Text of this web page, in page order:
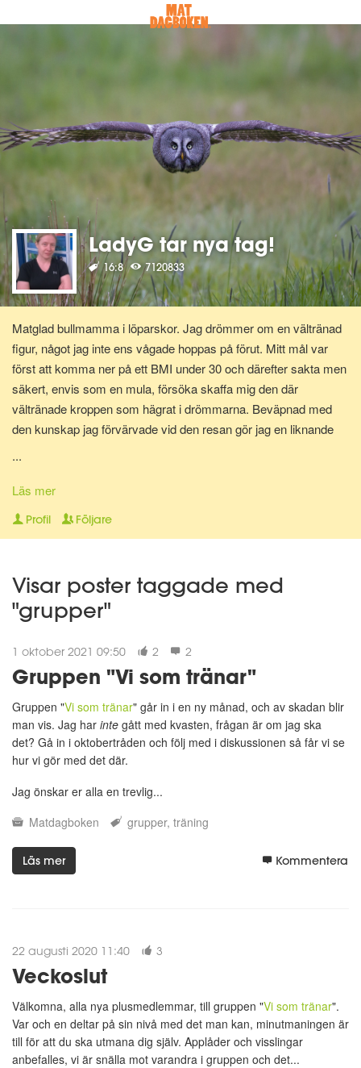
LadyG tar nya tag!
16:8 7120833
Matglad bullmamma i löparskor. Jag drömmer om en vältränad
figur, något jag inte ens vågade hoppas på förut. Mitt mål var
först att komma ner på ett BMI under 30 och därefter sakta men
säkert, envis som en mula, försöka skaffa mig den där
vältränade kroppen som hägrat i drömmarna. Beväpnad med
den kunskap jag förvärvade vid den resan gör jag en liknande
Nu för tiden är jag en av Matdagbokens mentorer, skicka ett
privat meddelande om du vill ha stöd och pepp privat eller om du
...
Läs mer
Profil Följare
Visar poster taggade med
"grupper"
1 oktober 2021 09:50 2 2
Gruppen "Vi som tränar"
Gruppen "Vi som tränar" går in i en ny månad, och av skadan blir
man vis. Jag har inte gått med kvasten, frågan är om jag ska
det? Gå in i oktobertråden och följ med i diskussionen så får vi se
hur vi gör med det där.
Jag önskar er alla en trevlig...
Matdagboken
grupper träning
Läs mer Kommentera
22 augusti 2020 11:40 3
Veckoslut
Välkomna, alla nya plusmedlemmar, till gruppen "Vi som tränar".
Var och en deltar på sin nivå med det man kan, minutmaningen är
till för att du ska utmana dig själv. Applåder och visslingar
anbefalles, vi är snälla mot varandra i gruppen och det...